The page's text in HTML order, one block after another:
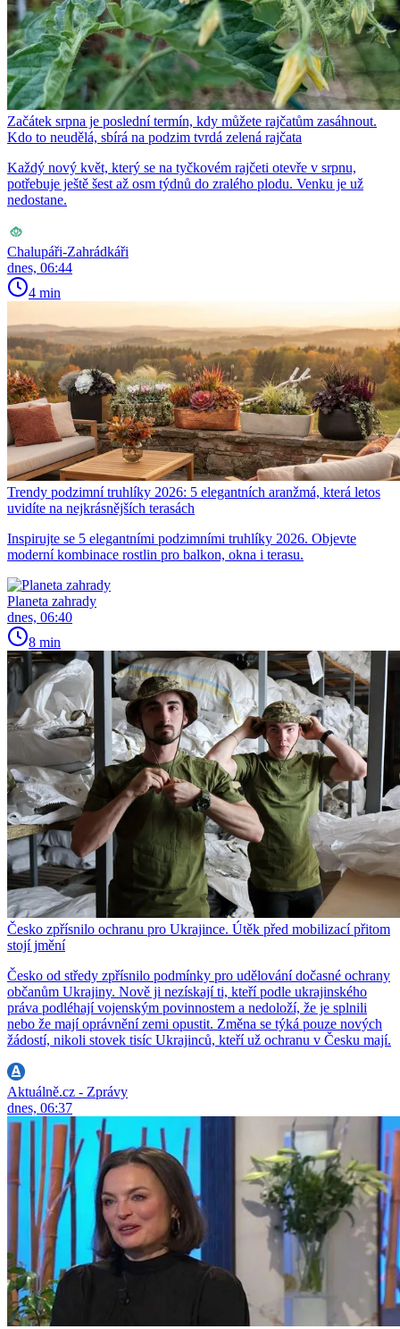
Začátek srpna je poslední termín, kdy můžete rajčatům zasáhnout.
Kdo to neudělá, sbírá na podzim tvrdá zelená rajčata
Každý nový květ, který se na tyčkovém rajčeti otevře v srpnu,
potřebuje ještě šest až osm týdnů do zralého plodu. Venku je už
nedostane.
Chalupáři-Zahrádkáři
dnes, 06:44
4 min
Trendy podzimní truhlíky 2026: 5 elegantních aranžmá, která letos
uvidíte na nejkrásnějších terasách
Inspirujte se 5 elegantními podzimními truhlíky 2026. Objevte
moderní kombinace rostlin pro balkon, okna i terasu.
Planeta zahrady
dnes, 06:40
8 min
Česko zpřísnilo ochranu pro Ukrajince. Útěk před mobilizací přitom
stojí jmění
Česko od středy zpřísnilo podmínky pro udělování dočasné ochrany
občanům Ukrajiny. Nově ji nezískají ti, kteří podle ukrajinského
práva podléhají vojenským povinnostem a nedoloží, že je splnili
nebo že mají oprávnění zemi opustit. Změna se týká pouze nových
žádostí, nikoli stovek tisíc Ukrajinců, kteří už ochranu v Česku mají.
Aktuálně.cz - Zprávy
dnes, 06:37